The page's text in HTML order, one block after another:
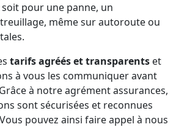
pour une panne, un
même sur autoroute ou
tarifs agréés et transparents et
à vous les communiquer avant
à notre agrément assurances,
sont sécurisées et reconnues
pouvez ainsi faire appel à nous